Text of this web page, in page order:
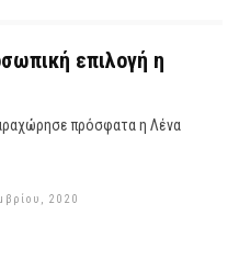
επιλογή η
πρόσφατα η Λένα
2020